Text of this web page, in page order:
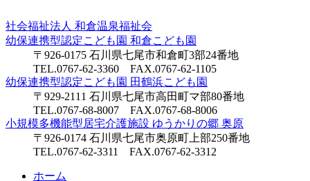
社会福祉法人 和倉温泉福祉会
幼保連携型認定こども園 和倉こども園
〒926-0175 石川県七尾市和倉町3部24番地
TEL.0767-62-3360 FAX.0767-62-1105
幼保連携型認定こども園 田鶴浜こども園
〒929-2111 石川県七尾市高田町マ部80番地
TEL.0767-68-8007 FAX.0767-68-8006
小規模多機能型居宅介護施設 ゆうかりの郷 奥原
〒926-0174 石川県七尾市奥原町上部250番地
TEL.0767-62-3311 FAX.0767-62-3312
ホーム